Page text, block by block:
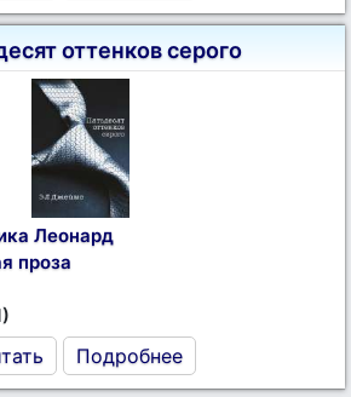
оттенков серого
Леонард
проза
Подробнее